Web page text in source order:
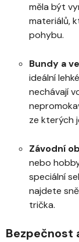
měla být
materiálů,
pohybu.
Bundy a
ideální
nechávají
ze kterých
Závodní
nebo
speciální
najdete
trička.
Bezpečnost